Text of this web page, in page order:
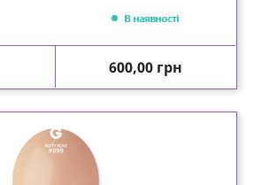
В наявності
Ціна
600,00 грн